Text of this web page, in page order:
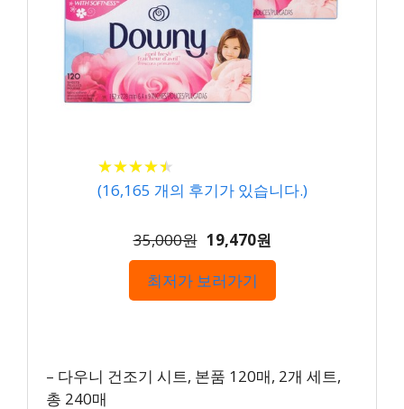
★★★★★
★★★★★
(16,165 개의 후기가 있습니다.)
35,000원 19,470원
최저가 보러가기
– 다우니 건조기 시트, 본품 120매, 2개 세트,
총 240매